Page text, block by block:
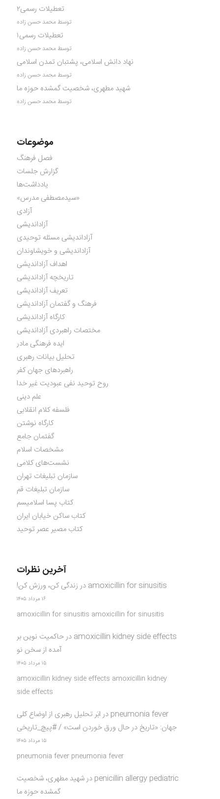
تعطیلات رسمی۲
توسط محمد حسن زاده
تعطیلات رسمی۱
توسط محمد حسن زاده
نهاد دانش اسلامی، پشتبان تمدن اسلامی
توسط محمد حسن زاده
شهید مطهری، شخصیت گمشده حوزه ما
توسط محمد حسن زاده
موضوعات
فصل فرهنگ
گزارش جلسات
یادداشت‌ها
«سیدمصطفی مدرس»
آزادی
آزاداندیشی
آزاداندیشی مسئله توحیدی
آزاداندیشی و خویشاوندان
اهداف آزاداندیشی
تاریخچه آزاداندیشی
تعریف آزاداندیشی
فرهنگ و گفتمان آزاداندیشی
کارگاه آزاداندیشی
مختصات راهبردی آزاداندیشی
ایده فرهنگی مادر
تحلیل بیانات رهبری
راهبردهای جهان کفر
روح توحید نفی عبودیت غیر خدا
علم دینی
فلسفه کلام انقلابی
کارگاه نوشتن
گفتمان جامع
مشخصات اسلام
نشست‌های کلامی
سازمان تبلیغات تهران
سازمان تبلیغات قم
کتاب پسا اسلامیسم
کتاب ساکن خیابان ایران
کتاب مصیر عصر توحید
آخرین نظرات
amoxicillin for sinusitis در زندگی کن، ورزش کن!
۱۶ مرداد ۱۴۰۵
amoxicillin for sinusitis amoxicillin for sinusitis
amoxicillin kidney side effects درحاکمیت نوین بر
آمده از سخن نو
۱۵ مرداد ۱۴۰۵
amoxicillin kidney side effects amoxicillin kidney
side effects
pneumonia fever درابَر تحلیل رهبری از اوضاع کلی
جهان: «تاریخ در حال ورق خوردن است» / #پیچ_تاریخی
۱۵ مرداد ۱۴۰۵
pneumonia fever pneumonia fever
penicillin allergy pediatric درشهید مطهری، شخصیت
گمشده حوزه ما